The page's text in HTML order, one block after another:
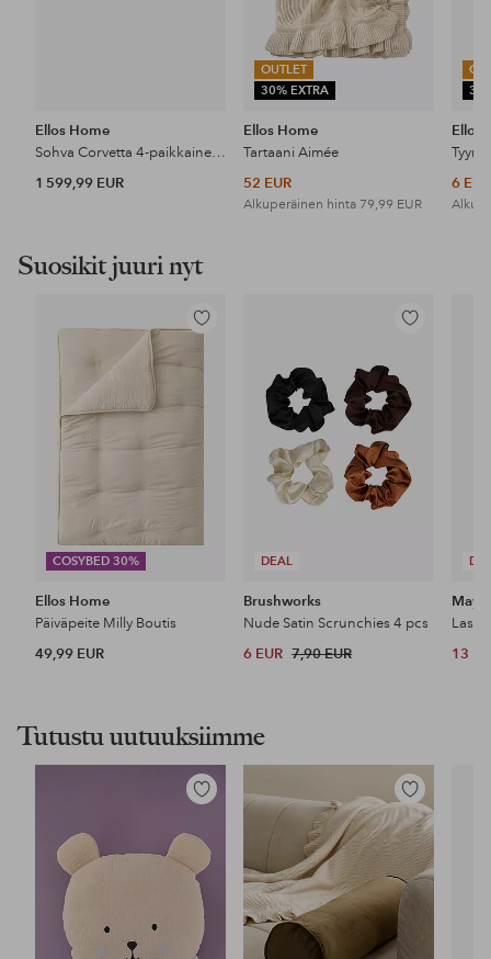
Ellos Home
Sohva Corvetta 4-paikkainen lepotuolilla
1 599,99 EUR
OUTLET
30% EXTRA
Ellos Home
Tartaani Aimée
52 EUR
Alkuperäinen hinta 79,99 EUR
Ellos
6 EUR
Suosikit juuri nyt
COSYBED 30%
Lisää
Ellos Home
Päiväpeite Milly Boutis
49,99 EUR
DEAL
Lisää
Brushworks
Nude Satin Scrunchies 4 pcs
6 EUR 7,90 EUR 13
Tutustu uutuuksiimme
Lisää
Lisää
suosikkeihin